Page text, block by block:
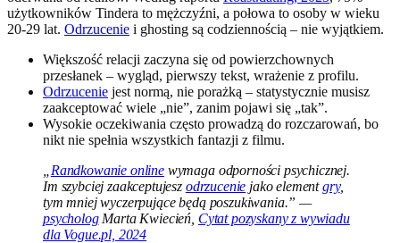
użytkowników Tindera to mężczyźni, a połowa to osoby w wieku
20-29 lat. Odrzucenie i ghosting są codziennością – nie wyjątkiem.
Większość relacji zaczyna się od powierzchownych
przesłanek – wygląd, pierwszy tekst, wrażenie z profilu.
Odrzucenie jest normą, nie porażką – statystycznie musisz
zaakceptować wiele „nie”, zanim pojawi się „tak”.
Wysokie oczekiwania często prowadzą do rozczarowań, bo
nikt nie spełnia wszystkich fantazji z filmu.
Randkowanie onlinewymaga odporności psychicznej.
Im szybciej zaakceptujesz odrzucenie jako elementgry,
tym mniej wyczerpujące będą poszukiwania.” —
psychologMarta Kwiecień, Cytat pozyskany z wywiadu
dla Vogue.pl, 2024